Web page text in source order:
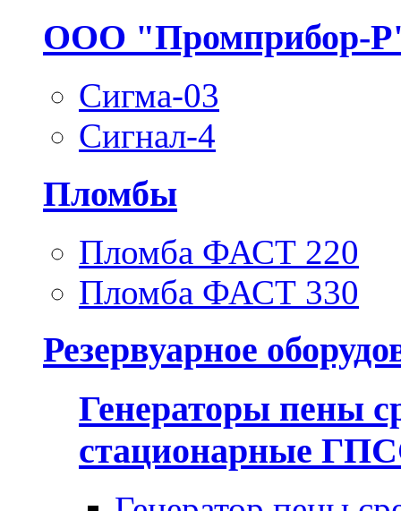
ООО "Промприбор-
Сигма-03
Сигнал-4
Пломбы
Пломба ФАСТ 220
Пломба ФАСТ 330
Резервуарное
Генераторы пены
стационарные